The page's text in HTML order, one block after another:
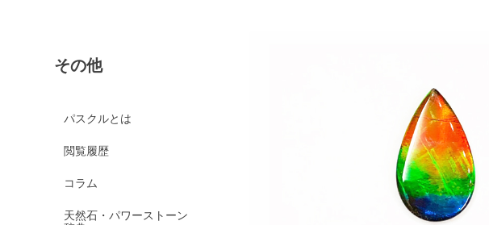
その他
パスクルとは
閲覧履歴
コラム
天然石・パワーストーン